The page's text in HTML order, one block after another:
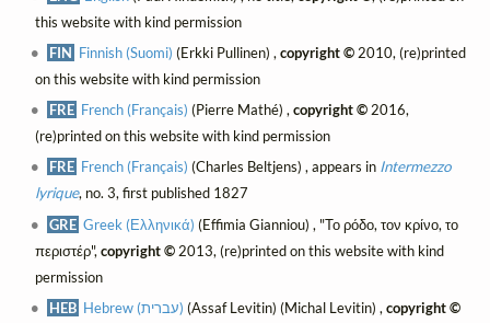
this website with kind permission
FIN Finnish (Suomi) (Erkki Pullinen) ,copyright ©2010, (re)printed
on this website with kind permission
FRE French (Français) (Pierre Mathé) ,copyright ©2016,
(re)printed on this website with kind permission
FRE French (Français) (Charles Beltjens) , appears in Intermezzo
lyrique, no. 3, first published 1827
GRE Greek (Ελληνικά) (Effimia Gianniou) , "Το ρόδο, τον κρίνο, το
περιστέρ", copyright ©2013, (re)printed on this website with kind
permission
HEB
Hebrew (עברית) (Assaf Levitin) (Michal Levitin) ,copyright ©